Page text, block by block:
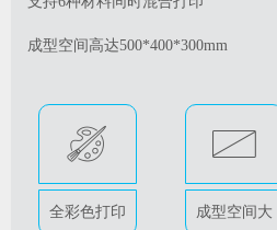
成型空间高达500*400*300mm
A
全彩色打印
B
成型空间大